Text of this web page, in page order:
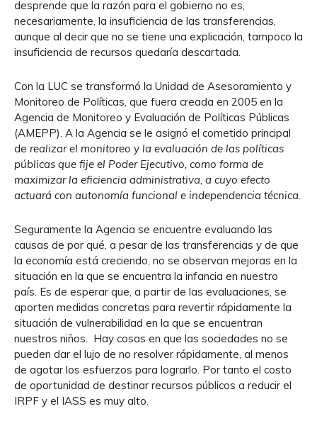
desprende que la razón para el gobierno no es,
necesariamente, la insuficiencia de las transferencias,
aunque al decir que no se tiene una explicación, tampoco la
insuficiencia de recursos quedaría descartada.
Con la LUC se transformó la Unidad de Asesoramiento y
Monitoreo de Políticas, que fuera creada en 2005 en la
Agencia de Monitoreo y Evaluación de Políticas Públicas
(AMEPP). A la Agencia se le asignó el cometido principal
de realizar el monitoreo y la evaluación de las políticas
públicas que fije el Poder Ejecutivo, como forma de
maximizar la eficiencia administrativa, a cuyo efecto
actuará con autonomía funcional e independencia técnica.
Seguramente la Agencia se encuentre evaluando las
causas de por qué, a pesar de las transferencias y de que
la economía está creciendo, no se observan mejoras en la
situación en la que se encuentra la infancia en nuestro
país. Es de esperar que, a partir de las evaluaciones, se
aporten medidas concretas para revertir rápidamente la
situación de vulnerabilidad en la que se encuentran
nuestros niños. Hay cosas en que las sociedades no se
pueden dar el lujo de no resolver rápidamente, al menos
de agotar los esfuerzos para lograrlo. Por tanto el costo
de oportunidad de destinar recursos públicos a reducir el
IRPF y el IASS es muy alto.